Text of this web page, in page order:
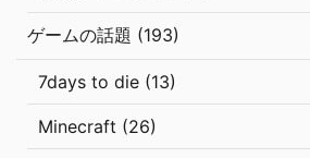
ゲームの話題 (193)
7days to die (13)
Minecraft (26)